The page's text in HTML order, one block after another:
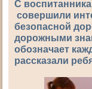
С
совершили
безопасной
дорожными
обозначает
рассказали